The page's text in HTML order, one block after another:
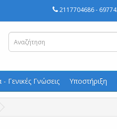
2117704686 -
Γενικές Γνώσεις Υποστήριξη